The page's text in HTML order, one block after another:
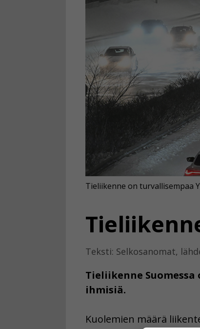
Teksti: Selkosanomat,
Tieliikenne
ihmisiä.
Tieliikenne on turvallisempaa
Kuolemien määrä